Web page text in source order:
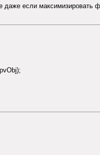
если максимизировать